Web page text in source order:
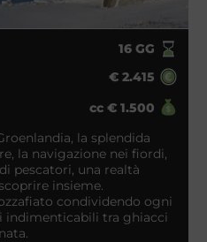
16GG
€ 2.415
cc € 1.500
la splendida
la navigazione nei fiordi,
pescatori, una realtà
insieme.
condividendo ogni
indimenticabili tra ghiacci